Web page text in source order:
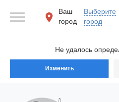
Не удалось
Изменить
Ваш
город
Выберите
город